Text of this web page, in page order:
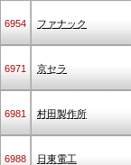
6954 ファナック
6971 京セラ
6981 村田製作所
6988 日東電工